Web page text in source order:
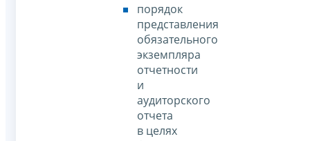
порядок
представления
обязательного
экземпляра
отчетности
и
аудиторского
отчета
в целях